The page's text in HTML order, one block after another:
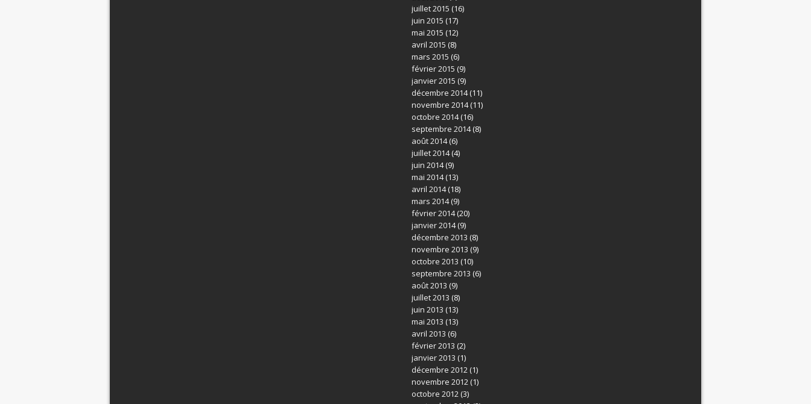
juillet 2015 (16)
juin 2015 (17)
mai 2015 (12)
avril 2015 (8)
mars 2015 (6)
février 2015 (9)
janvier 2015 (9)
décembre 2014(11)
novembre 2014(11)
octobre 2014(16)
septembre 2014(8)
août 2014(6)
juillet 2014(4)
juin 2014(9)
mai 2014(13)
avril 2014(18)
mars 2014(9)
février 2014(20)
janvier 2014(9)
décembre 2013 (8)
novembre 2013 (9)
octobre 2013 (10)
septembre 2013 (6)
août 2013 (9)
juillet 2013 (8)
juin 2013 (13)
mai 2013 (13)
avril 2013 (6)
février 2013 (2)
janvier 2013 (1)
décembre 2012(1)
novembre 2012(1)
octobre 2012(3)